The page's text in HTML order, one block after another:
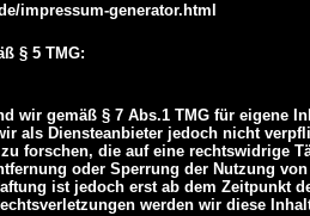
impressum-generator.html
§ 5 TMG:
wir gemäß § 7 Abs.1 TMG für eigene
als Diensteanbieter jedoch nicht
forschen, die auf eine rechtswidrige
oder Sperrung der Nutzung
ist jedoch erst ab dem Zeitpunkt
werden wir diese